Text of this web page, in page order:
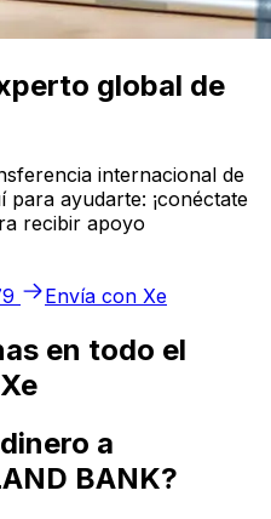
global de
internacional de
para ayudarte: ¡conéctate
recibir apoyo
Envía con Xe
en todo el
a
BANK?